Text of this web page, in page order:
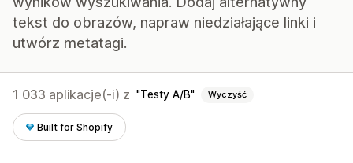
tekst do obrazów, napraw niedziałające linki i
utwórz metatagi.
1 033 aplikacje(-i) z Testy A/B Wyczyść
Built for Shopify